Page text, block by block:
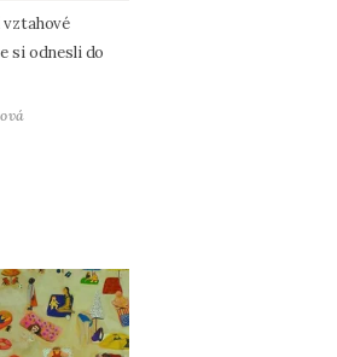
vztahové
si odnesli do